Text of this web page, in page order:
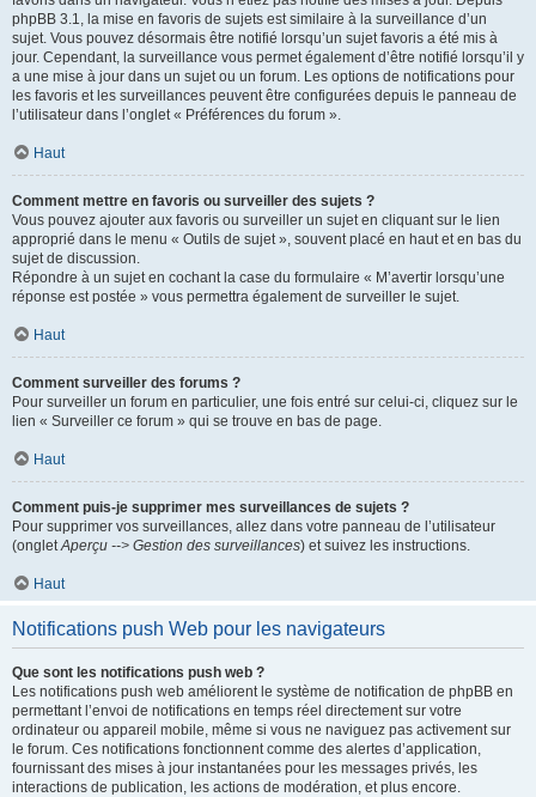
phpBB 3.1, la mise en favoris de sujets est similaire à la surveillance d’un
sujet. Vous pouvez désormais être notifié lorsqu’un sujet favoris a été mis à
jour. Cependant, la surveillance vous permet également d’être notifié lorsqu’il y
a une mise à jour dans un sujet ou un forum. Les options de notifications pour
les favoris et les surveillances peuvent être configurées depuis le panneau de
l’utilisateur dans l’onglet « Préférences du forum ».
Haut
Comment mettre en favoris ou surveiller des sujets ?
Vous pouvez ajouter aux favoris ou surveiller un sujet en cliquant sur le lien
approprié dans le menu « Outils de sujet », souvent placé en haut et en bas du
sujet de discussion.
Répondre à un sujet en cochant la case du formulaire « M’avertir lorsqu’une
réponse est postée » vous permettra également de surveiller le sujet.
Haut
Comment surveiller des forums ?
Pour surveiller un forum en particulier, une fois entré sur celui-ci, cliquez sur le
lien « Surveiller ce forum » qui se trouve en bas de page.
Haut
Comment puis-je supprimer mes surveillances de sujets ?
Pour supprimer vos surveillances, allez dans votre panneau de l’utilisateur
(ongletAperçu --> Gestion des surveillances) et suivez les instructions.
Haut
Notifications push Web pour les navigateurs
Que sont les notifications push web ?
Les notifications push web améliorent le système de notification de phpBB en
permettant l’envoi de notifications en temps réel directement sur votre
ordinateur ou appareil mobile, même si vous ne naviguez pas activement sur
le forum. Ces notifications fonctionnent comme des alertes d’application,
fournissant des mises à jour instantanées pour les messages privés, les
interactions de publication, les actions de modération, et plus encore.